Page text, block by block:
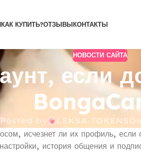
КАК КУПИТЬ?ОТЗЫВЫКОНТАКТЫ
НОВОСТИ САЙТА
если
Posted by LEKSA-TOKENS
исчезнет ли их профиль,
история общения и